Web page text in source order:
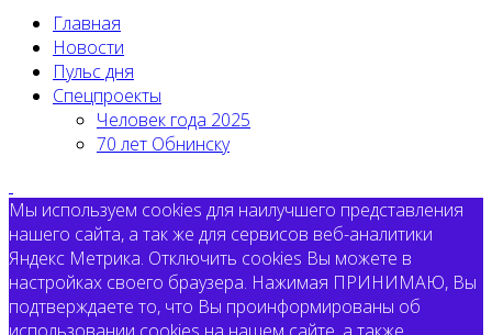
Главная
Новости
Пульс дня
Спецпроекты
Человек года 2025
70 лет Обнинску
Мы используем cookies для наилучшего представления
нашего сайта, а так же для сервисов веб-аналитики
Яндекс Метрика. Отключить cookies Вы можете в
настройках своего браузера. Нажимая ПРИНИМАЮ, Вы
подтверждаете то, что Вы проинформированы об
использовании cookies на нашем сайте, а также